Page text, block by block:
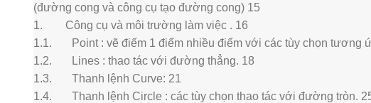
(đường cong và công cụ tạo đường cong) 15
1. Công cụ và môi trường làm việc . 16
1.1. Point : vẽ điếm 1 điểm nhiều điểm với các tùy chọn tương
1.2. Lines : thao tác với đường thẳng. 18
1.3. Thanh lệnh Curve: 21
1.4. Thanh lệnh Circle : các tùy chọn thao tác với đường tròn.